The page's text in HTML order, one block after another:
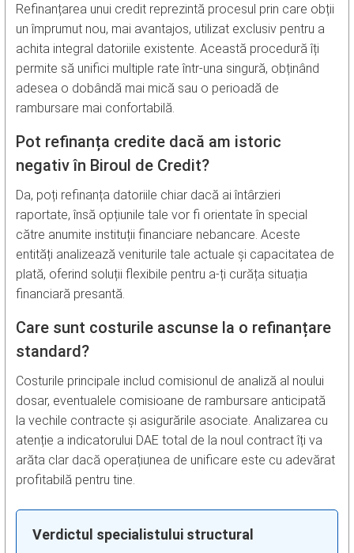
Refinanțarea unui credit reprezintă procesul prin care obții
un împrumut nou, mai avantajos, utilizat exclusiv pentru a
achita integral datoriile existente. Această procedură îți
permite să unifici multiple rate într-una singură, obținând
adesea o dobândă mai mică sau o perioadă de
rambursare mai confortabilă.
Pot refinanța credite dacă am istoric
negativ în Biroul de Credit?
Da, poți refinanța datoriile chiar dacă ai întârzieri
raportate, însă opțiunile tale vor fi orientate în special
către anumite instituții financiare nebancare. Aceste
entități analizează veniturile tale actuale și capacitatea de
plată, oferind soluții flexibile pentru a-ți curăța situația
financiară presantă.
Care sunt costurile ascunse la o refinanțare
standard?
Costurile principale includ comisionul de analiză al noului
dosar, eventualele comisioane de rambursare anticipată
la vechile contracte și asigurările asociate. Analizarea cu
atenție a indicatorului DAE total de la noul contract îți va
arăta clar dacă operațiunea de unificare este cu adevărat
profitabilă pentru tine.
Verdictul specialistului structural